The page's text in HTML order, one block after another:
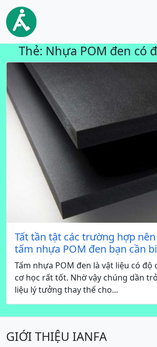
Thẻ: Nhựa POM đen có
Tất tần tật các trường hợp
tấm nhựa POM đen bạn cần
Tấm nhựa POM đen là vật liệu có
cơ học rất tốt. Nhờ vậy chúng dần
liệu lý tưởng thay thế cho...
GIỚI THIỆU IANFA